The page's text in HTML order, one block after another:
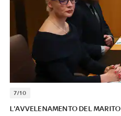
7/10
L'AVVELENAMENTO DEL MARITO